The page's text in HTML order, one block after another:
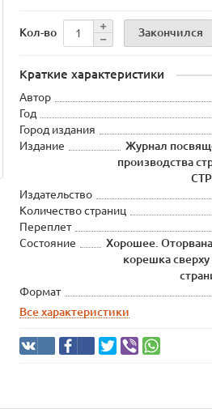
Кол-во Закончился
Краткие характеристики
Автор
Год
Город издания
Издание
Журнал
производства
Издательство
Количество страниц
Переплет
Состояние
Хорошее.
корешка
Формат
Все характеристики